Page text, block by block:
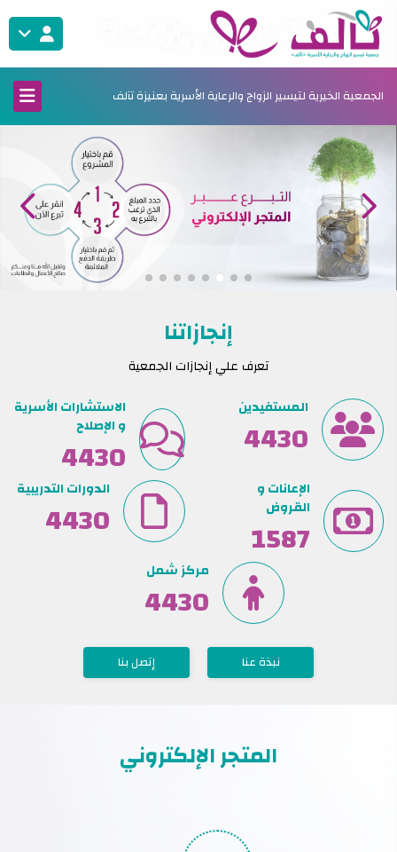
الجمعية الخيرية لتيسير الزواج والرعاية الأسرية بعنيزة تآلف
إنجازاتنا
تعرف علي إنجازات الجمعية
المستفيدين
5520
الاستشارات الأسرية
و الإصلاح
5510
الإعانات و
القروض
1587
الدورات التدريبية
5510
مركز شمل
5510
نبذة عنا إتصل بنا
المتجر الإلكتروني